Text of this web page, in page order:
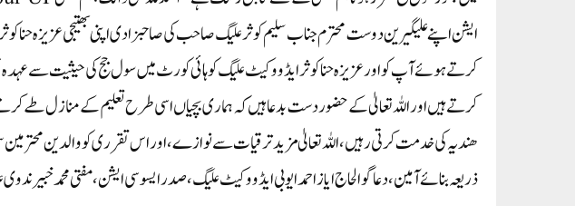
ایشن اپنے علیگیرین دوست محترم جناب سلیم کوثر علیگ صاحب کی صاحبزادی اپنی بھتیجی عزیزہ حنا
کرتے ہوئے آپ کو اور عزیزہ حنا کوثر ایڈووکیٹ علیگ کو ہائی کورٹ میں سول جج کی حیثیت سے
کرتے ہیں اور اللہ تعالیٰ کے حضور دست بدعا ہیں کہ ہماری بچیاں اسی طرح تعلیم کے منازل طے
ھندیہ کی خدمت کرتی رہیں،اللہ تعالیٰ مزید ترقیات سے نوازے، اور اس تقرری کو والدین
ذریعہ بنائے آمین، دعاگو الحاج ایاز احمد ایوبی ایڈووکیٹ علیگ، صدرایسوسی ایشن، مفتی محمد خبیر